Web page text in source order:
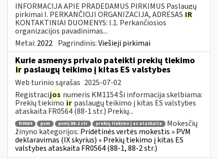
INFORMACIJA APIE PRADEDAMUS PIRKIMUS Paslaugų
pirkimai I. PERKANČIOJI ORGANIZACIJA, ADRESAS IR
KONTAKTINIAI DUOMENYS: I.1. Perkančiosios
organizacijos pavadinimas...
Metai: 2022 Pagrindinis:Viešieji pirkimai
Kurie asmenys privalo pateikti prekių tiekimo
ir paslaugų teikimo į kitas ES valstybes
Web turinio sąrašas 2025-07-02
Registracijos numeris KM1154 Ši informacija skelbiama:
Prekių tiekimo ir paslaugų teikimo į kitas ES valstybes
ataskaita FR0564 (88-1 str.) Prekių...
fr0564 pvm pvmį 88-1 str prekių tiekimo į es ataskaita
Mokesčių
žinyno kategorijos: Pridėtinės vertės mokestis » PVM
deklaravimas (IX skyrius) » Prekių tiekimo į kitas ES
valstybes ataskaita FR0564 (88-1, 88-2 str.)